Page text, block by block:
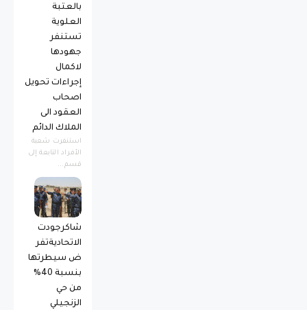
بالعتبة
العلوية
تستنفر
جهودها
لاكمال
إجراءات تحويل
اصحاب
العقود الى
الملاك الدائم
استنفرت شعبة
الأفراد التابعة إلى
قسم...
شاكرجودت
الاتحاديةتفر
ض سيطرتها
بنسبة 40%
من حي
الزنجيلي